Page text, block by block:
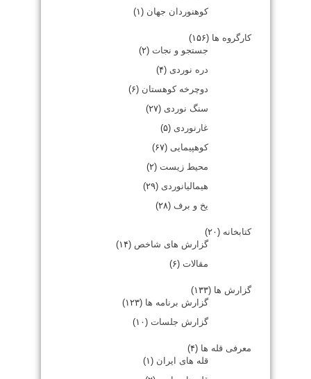
کوهنوردان جهان (۱)
کارگروه ها (۱۵۶)
جستجو و نجات (۲)
دره نوردی (۴)
دوچرخه کوهستان (۶)
سنگ نوردی (۲۷)
غارنوردی (۵)
کوهپیمایی (۶۷)
محیط زیست (۲)
هیمالیانوردی (۲۹)
یخ و برف (۲۸)
کتابخانه (۲۰)
گزارش های شاخص (۱۴)
مقالات (۶)
گزارش ها (۱۳۳)
گزارش برنامه ها (۱۲۳)
گزارش جلسات (۱۰)
معرفی قله ها (۴)
قله های ایران (۱)